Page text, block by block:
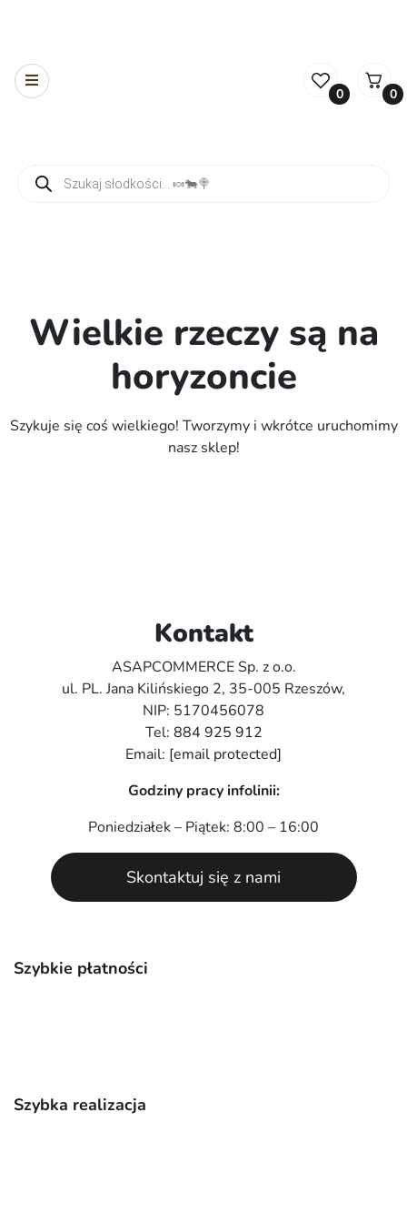
0 0
Wielkie rzeczy są na
horyzoncie
Szykuje się coś wielkiego! Tworzymy i wkrótce uruchomimy
nasz sklep!
Szybkie płatności
Szybka realizacja
Kontakt
ASAPCOMMERCE Sp. z o.o.
ul. PL. Jana Kilińskiego 2, 35-005 Rzeszów,
NIP: 5170456078
Tel: 884 925 912
Email: [email protected]
Godziny pracy infolinii:
Poniedziałek – Piątek: 8:00 – 16:00
Skontaktuj się z nami